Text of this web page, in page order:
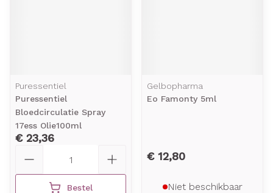
Puressentiel
Puressentiel
Bloedcirculatie Spray
17ess Olie100ml
€ 23,36
Bestel
Gelbopharma
Eo Famonty 5ml
€ 12,80
Niet beschikbaar